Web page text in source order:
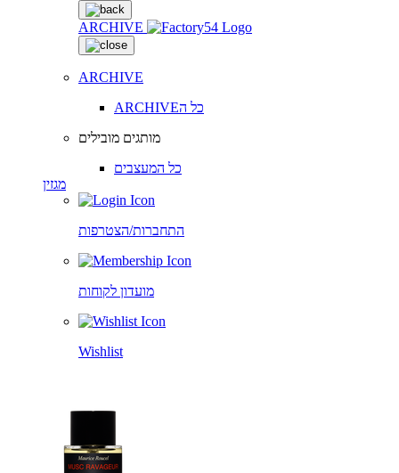
ARCHIVE
ARCHIVE
ARCHIVEכל ה
מותגים מובילים
כל המעצבים
מגזין
התחברות/הצטרפות
מועדון לקוחות
Wishlist